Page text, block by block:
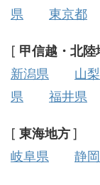
県
東京都
[ 甲信越・北陸
新潟県
山
県
福井県
[ 東海地方]
岐阜県
静